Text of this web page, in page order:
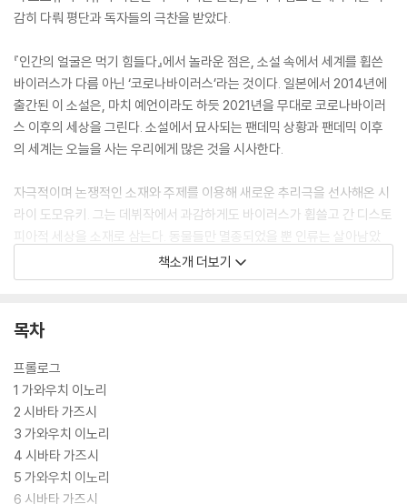
감히 다뤄 평단과 독자들의 극찬을 받았다.
『인간의 얼굴은 먹기 힘들다』에서 놀라운 점은, 소설 속에서 세계를 휩쓴
바이러스가 다름 아닌 ‘코로나바이러스’라는 것이다. 일본에서 2014년에
출간된 이 소설은, 마치 예언이라도 하듯 2021년을 무대로 코로나바이러
스 이후의 세상을 그린다. 소설에서 묘사되는 팬데믹 상황과 팬데믹 이후
의 세계는 오늘을 사는 우리에게 많은 것을 시사한다.
자극적이며 논쟁적인 소재와 주제를 이용해 새로운 추리극을 선사해온 시
라이 도모유키. 그는 데뷔작에서 과감하게도 바이러스가 휩쓸고 간 디스토
피아적 세상을 소재로 삼는다. 동물들만 멸종되었을 뿐 인류는 살아남았
고, 부족한 단백질만 클론 인간을 통해 섭취하는 세상을 무대로 기발한 추
리극을 벌이는 것이다. 추리소설계에서 ‘부도덕하고 불건전하지만, 추리만
소설에서 곳곳에 단서를 묘사하여 독자와 공정한 추리게임을 벌이는 한편,
책소개 더보기
목차
프롤로그
1 가와우치 이노리
2 시바타 가즈시
3 가와우치 이노리
4 시바타 가즈시
5 가와우치 이노리
6 시바타 가즈시